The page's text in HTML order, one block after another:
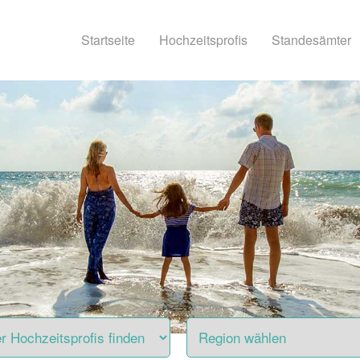
Startseite Hochzeitsprofis Standesämter